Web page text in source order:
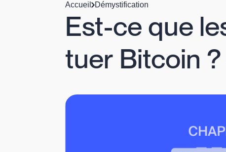
Accueil Démystification
Est-ce que
tuer Bitcoin ?